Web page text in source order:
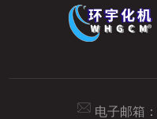
电子邮箱：